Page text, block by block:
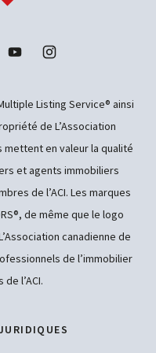
Listing Service® ainsi
de L’Association
mettent en valeur la qualité
et agents immobiliers
de l’ACI. Les marques
de même que le logo
canadienne de
de l’immobilier
l’ACI.